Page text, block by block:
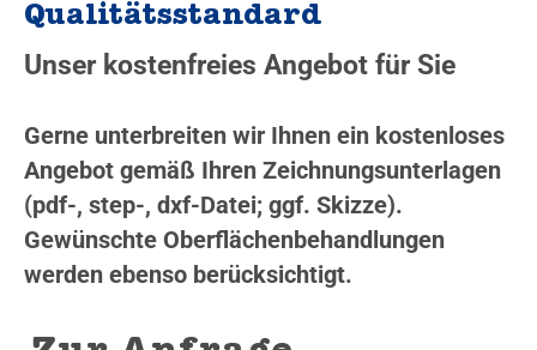
Qualitätsstandard
Unser kostenfreies Angebot für Sie
Gerne unterbreiten wir Ihnen ein kostenloses
Angebot gemäß Ihren Zeichnungsunterlagen
(pdf-, step-, dxf-Datei; ggf. Skizze).
Gewünschte Oberflächenbehandlungen
werden ebenso berücksichtigt.